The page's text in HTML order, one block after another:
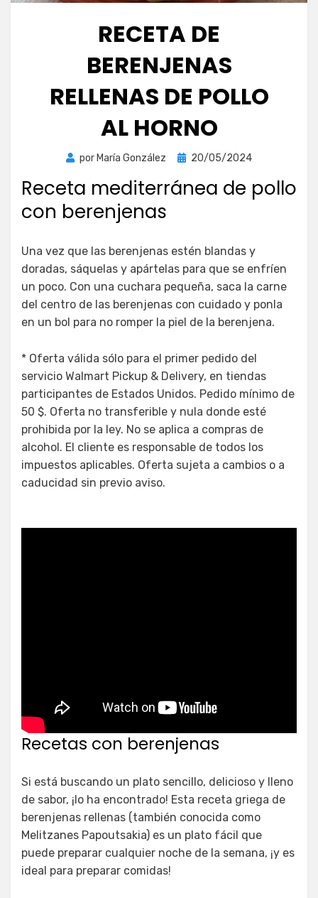
RECETA DE
BERENJENAS
RELLENAS DE POLLO
AL HORNO
por María González
Publicada
20/05/2024
Receta mediterránea de pollo
con berenjenas
Una vez que las berenjenas estén blandas y
doradas, sáquelas y apártelas para que se enfríen
un poco. Con una cuchara pequeña, saca la carne
del centro de las berenjenas con cuidado y ponla
en un bol para no romper la piel de la berenjena.
* Oferta válida sólo para el primer pedido del
servicio Walmart Pickup & Delivery, en tiendas
participantes de Estados Unidos. Pedido mínimo de
50 $. Oferta no transferible y nula donde esté
prohibida por la ley. No se aplica a compras de
alcohol. El cliente es responsable de todos los
impuestos aplicables. Oferta sujeta a cambios o a
caducidad sin previo aviso.
Recetas con berenjenas
Si está buscando un plato sencillo, delicioso y lleno
de sabor, ¡lo ha encontrado! Esta receta griega de
berenjenas rellenas (también conocida como
Melitzanes Papoutsakia) es un plato fácil que
puede preparar cualquier noche de la semana, ¡y es
ideal para preparar comidas!